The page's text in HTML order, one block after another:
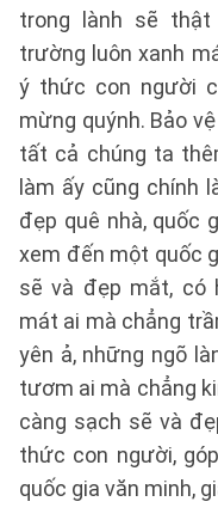
trong lành sẽ
trường luôn xanh
ý thức con người
mừng quýnh. Bảo
tất cả chúng ta
làm ấy cũng chính
đẹp quê nhà, quốc
xem đến một quốc
sẽ và đẹp mắt, có
mát ai mà chẳng
yên ả, những ngõ
tươm ai mà chẳng
càng sạch sẽ và
thức con người,
quốc gia văn minh,